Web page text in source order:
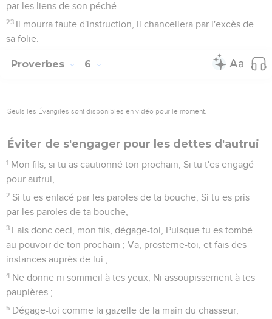
par les liens de son péché.
23 Il mourra faute d'instruction, Il chancellera par l'excès de
sa folie.
Proverbes 6
Seuls les Évangiles sont disponibles en vidéo pour le moment.
Éviter de s'engager pour les dettes d'autrui
1 Mon fils, si tu as cautionné ton prochain, Si tu t'es engagé
pour autrui,
2 Si tu es enlacé par les paroles de ta bouche, Si tu es pris
par les paroles de ta bouche,
3 Fais donc ceci, mon fils, dégage-toi, Puisque tu es tombé
au pouvoir de ton prochain ; Va, prosterne-toi, et fais des
instances auprès de lui ;
4 Ne donne ni sommeil à tes yeux, Ni assoupissement à tes
paupières ;
5 Dégage-toi comme la gazelle de la main du chasseur,